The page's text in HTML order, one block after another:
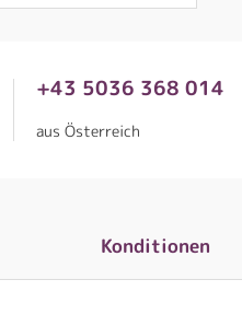
+43 5036 368 014
aus Österreich
Konditionen